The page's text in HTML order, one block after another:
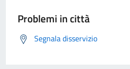
Problemi in città
Segnala disservizio